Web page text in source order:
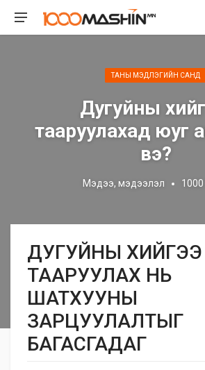
ТАНЫ МЭДЛЭГИЙН САНД
Дугуйны хийг
тааруулахад юуг
вэ?
Мэдээ, мэдээлэл 1000
ДУГУЙНЫ ХИЙГЭЭ
ТААРУУЛАХ НЬ
ШАТХУУНЫ
ЗАРЦУУЛАЛТЫГ
БАГАСГАДАГ